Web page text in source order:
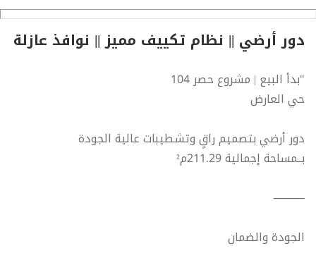
دور أرضي || نظام تكييف مميز || نوافذ عازلة
"بدأ البيع | مشروع حصر 104
حي العارض
دور أرضي بتصميم راقٍ وتشطيبات عالية الجودة
بــمساحة إجمالية 211.29م²
⸻
الجودة والضمان